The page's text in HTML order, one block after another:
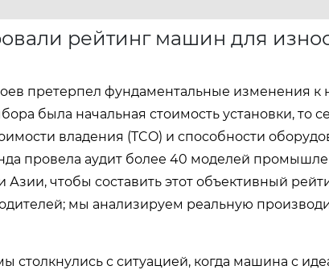
рейтинг машин для
претерпел фундаментальные изменения к
была начальная стоимость установки, то
владения (TCO) и способности
провела аудит более 40 моделей
чтобы составить этот объективный
мы анализируем реальную
с ситуацией, когда машина с